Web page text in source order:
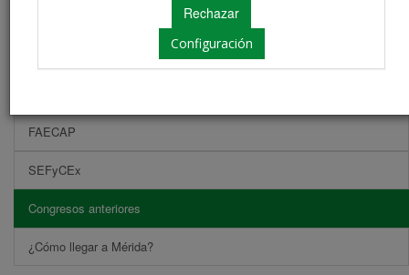
Configuración
FAECAP
SEFyCEx
Congresos anteriores
¿Cómo llegar a Mérida?